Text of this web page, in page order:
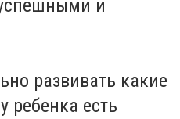
и
развивать какие
ребенка есть